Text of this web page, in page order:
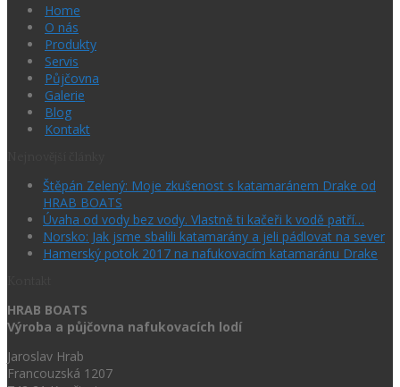
Home
O nás
Produkty
Servis
Půjčovna
Galerie
Blog
Kontakt
Štěpán Zelený: Moje zkušenost s katamaránem Drake od
HRAB BOATS
Úvaha od vody bez vody. Vlastně ti kačeři k vodě patří…
Norsko: Jak jsme sbalili katamarány a jeli pádlovat na sever
Hamerský potok 2017 na nafukovacím katamaránu Drake
HRAB BOATS
Výroba a půjčovna nafukovacích lodí
Jaroslav Hrab
Francouzská 1207